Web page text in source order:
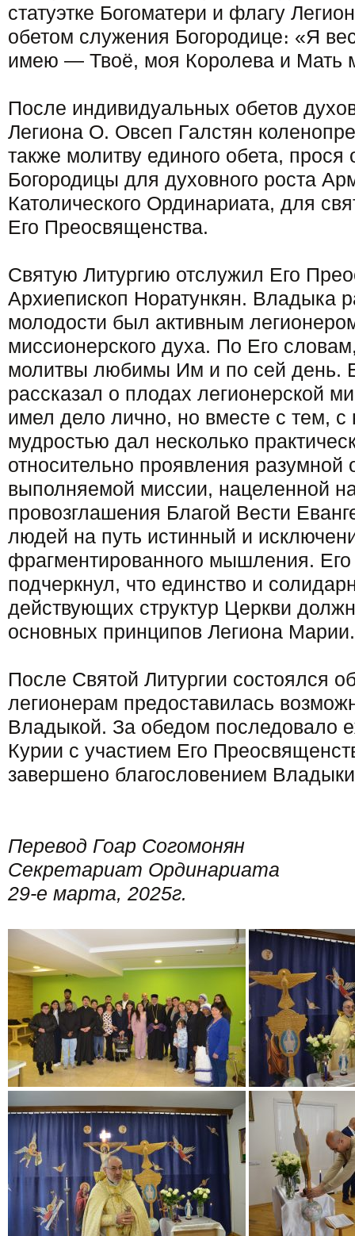
статуэтке Богоматери и флагу
обетом служения Богородице։ «Я
имею — Твоё, моя Королева и Мать
После индивидуальных обетов
Легиона О. Овсеп Галстян
также молитву единого обета, прося
Богородицы для духовного роста
Католического Ординариата, для
Его Преосвященства.
Святую Литургию отслужил Его
Архиепископ Норатункян. Владыка
молодости был активным
миссионерского духа. По Его
молитвы любимы Им и по сей день.
рассказал о плодах легионерской
имел дело лично, но вместе с тем, с
мудростью дал несколько
относительно проявления разумной
выполняемой миссии, нацеленной
провозглашения Благой Вести
людей на путь истинный и
фрагментированного мышления.
подчеркнул, что единство и
действующих структур Церкви
основных принципов Легиона Марии.
После Святой Литургии состоялся
легионерам предоставилась
Владыкой. За обедом последовало
Курии с участием Его
завершено благословением
Перевод Гоар Согомонян
Секретариат Ординариата
29-е марта, 2025г.